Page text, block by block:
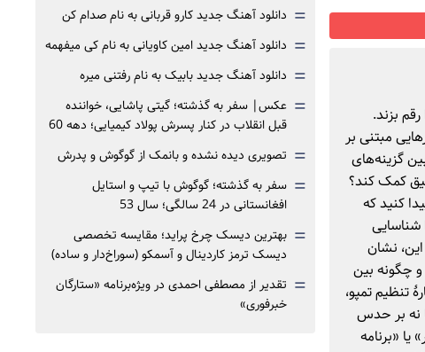
بزند.
مبتنی بر
گزینه‌های
کمک کند؟
کنید که
شناسایی
نشان
چگونه بین
تنظیم تمپو،
نه بر حدس
«برنامه
= دانلود آهنگ جدید کارو قربانی به نام صدام کن
= دانلود آهنگ جدید امین کاویانی به نام کی میفهمه
= دانلود آهنگ جدید بابیک به نام رفتنی میره
= عکس| سفر به گذشته؛ گیتی پاشایی، خواننده
قبل انقلاب در کنار پسرش پولاد کیمیایی؛ دهه 60
= تصویری دیده نشده و بانمک از گوگوش و پدرش
= سفر به گذشته؛ گوگوش با تیپ و استایل
افغانستانی در 24 سالگی؛ سال 53
= بهترین دیسک چرخ پراید؛ مقایسه تخصصی
دیسک ترمز کاردینال و آسمکو (سوراخ‌دار و ساده)
= تقدیر از مصطفی احمدی در ویژه‌برنامه «ستارگان
خبرفوری»